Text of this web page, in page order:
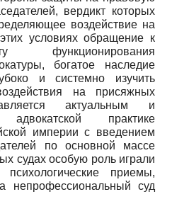
вердикт которых
воздействие на
условиях обращение к
функционирования
богатое наследие
и системно изучить
на присяжных
актуальным и
практике
империи с введением
по основной массе
судах особую роль играли
приемы,
непрофессиональный суд